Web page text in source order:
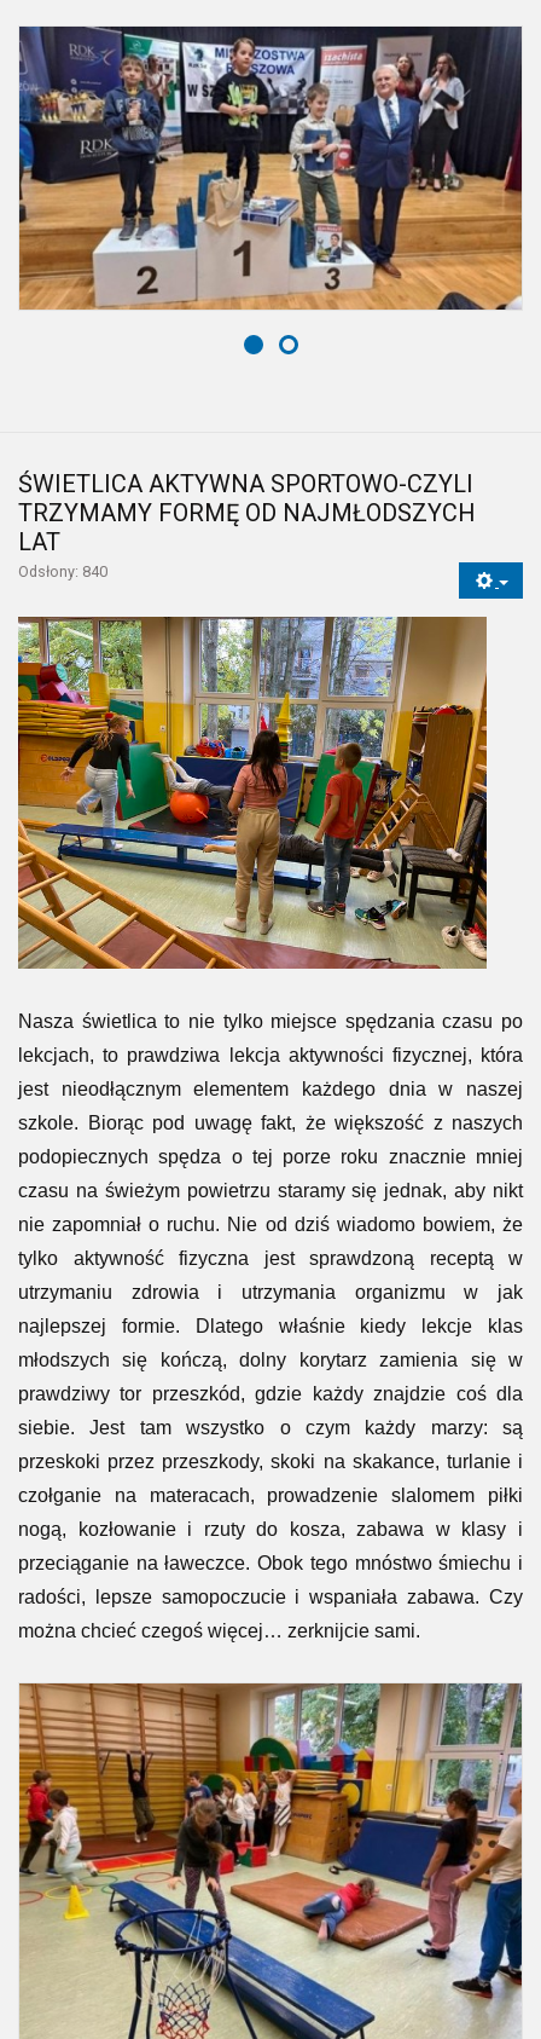
Podkarpackiego Związku Szachowego. To naprawdę
ogromny sukces dla tak młodego zawodnika, mamy
nadzieję, że to dopiero początek sukcesów Damian
WIELKIE BRAWA I OGROMNE GRATULACJE!!!
ŚWIETLICA AKTYWNA SPORTOWO-CZYLI
TRZYMAMY FORMĘ OD NAJMŁODSZYCH
LAT
Nasza świetlica to nie tylko miejsce spędzania czasu po
lekcjach, to prawdziwa lekcja aktywności fizycznej, która
jest nieodłącznym elementem każdego dnia w naszej
szkole. Biorąc pod uwagę fakt, że większość z naszych
podopiecznych spędza o tej porze roku znacznie mniej
czasu na świeżym powietrzu staramy się jednak, aby nikt
nie zapomniał o ruchu. Nie od dziś wiadomo bowiem, że
tylko aktywność fizyczna jest sprawdzoną receptą w
utrzymaniu zdrowia i utrzymania organizmu w jak
najlepszej formie. Dlatego właśnie kiedy lekcje klas
młodszych się kończą, dolny korytarz zamienia się w
prawdziwy tor przeszkód, gdzie każdy znajdzie coś dla
siebie. Jest tam wszystko o czym każdy marzy: są
przeskoki przez przeszkody, skoki na skakance, turlanie i
czołganie na materacach, prowadzenie slalomem piłki
nogą, kozłowanie i rzuty do kosza, zabawa w klasy i
przeciąganie na ławeczce. Obok tego mnóstwo śmiechu i
radości, lepsze samopoczucie i wspaniała zabawa. Czy